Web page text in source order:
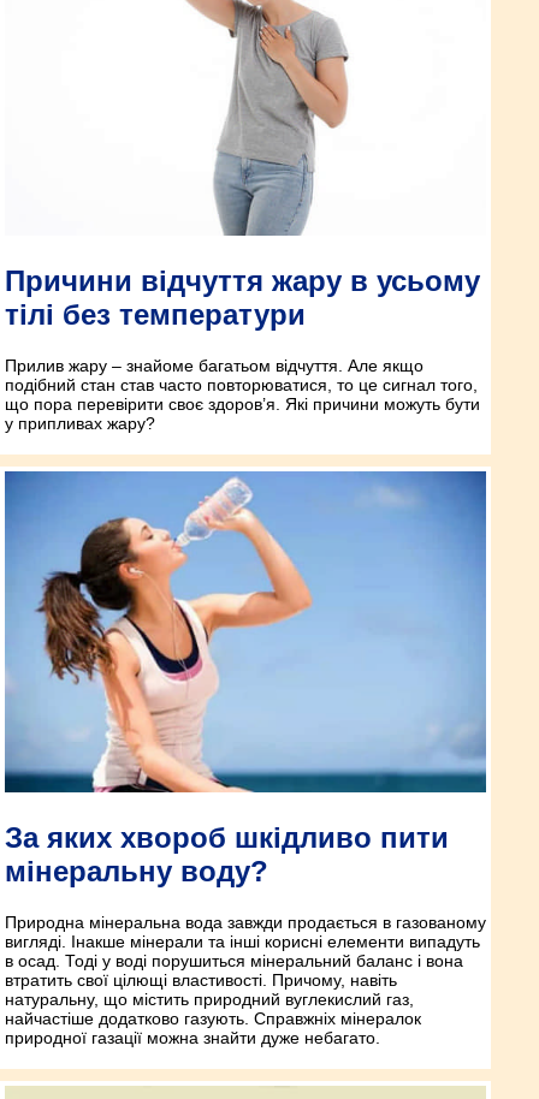
Причини відчуття жару в усьому
тілі без температури
Прилив жару – знайоме багатьом відчуття. Але якщо
подібний стан став часто повторюватися, то це сигнал того,
що пора перевірити своє здоров’я. Які причини можуть бути
у припливах жару?
За яких хвороб шкідливо пити
мінеральну воду?
Природна мінеральна вода завжди продається в газованому
вигляді. Інакше мінерали та інші корисні елементи випадуть
в осад. Тоді у воді порушиться мінеральний баланс і вона
втратить свої цілющі властивості. Причому, навіть
натуральну, що містить природний вуглекислий газ,
найчастіше додатково газують. Справжніх мінералок
природної газації можна знайти дуже небагато.